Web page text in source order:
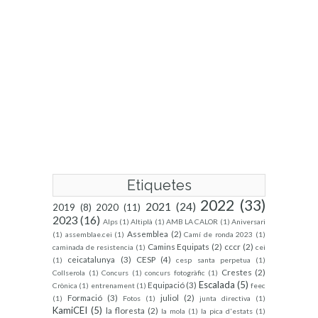
Etiquetes
2019 (8) 2020 (11) 2021 (24) 2022 (33)
2023 (16) Alps (1) Altiplà (1) AMB LA CALOR (1) Aniversari
(1) assemblae.cei (1) Assemblea (2) Camí de ronda 2023 (1)
caminada de resistencia (1) Camins Equipats (2) cccr (2) cei
(1)
ceicatalunya (3) CESP (4) cesp santa perpetua
(1)
Collserola (1) Concurs (1) concurs fotogràfic (1) Crestes (2)
Crònica (1) entrenament (1) Equipació (3) Escalada (5) feec
(1)
Formació (3) Fotos (1) juliol (2) junta directiva (1)
KamiCEI (5) la floresta (2) la mola (1) la pica d'estats (1)